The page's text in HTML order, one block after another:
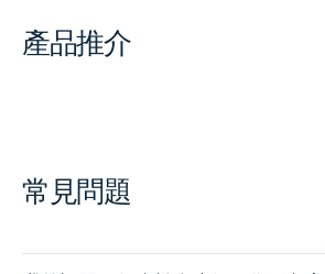
產品推介
常見問題